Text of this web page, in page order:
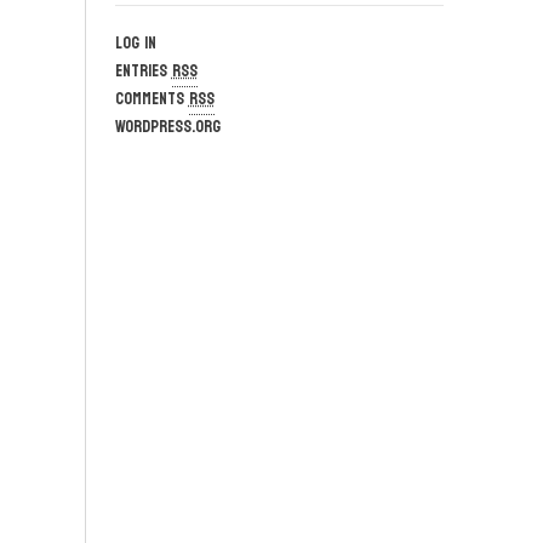
Log in
EntriesRSS
CommentsRSS
WordPress.org